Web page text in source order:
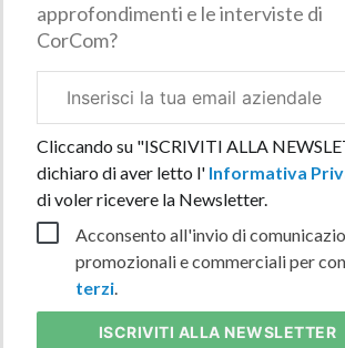
approfondimenti e le interviste di
CorCom?
aziendale
Cliccando su "ISCRIVITI ALLA
dichiaro di aver letto l'Informativa
di voler ricevere la Newsletter.
Acconsento all'invio di
promozionali e commerciali per
terzi.
ISCRIVITI ALLA NEWSLETTER